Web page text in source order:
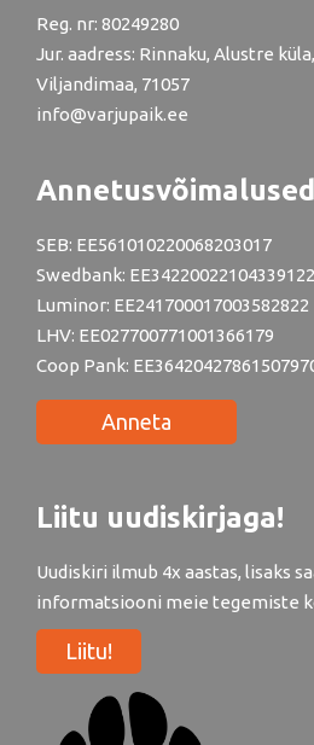
Reg. nr: 80249280
Jur. aadress: Rinnaku, Alustre
Viljandimaa, 71057
info@varjupaik.ee
Annetusvõimalused
SEB: EE561010220068203017
Swedbank:
Luminor: EE241700017003582822
LHV: EE027700771001366179
Coop Pank:
Anneta
Liitu uudiskirjaga!
Uudiskiri ilmub 4x aastas, lisaks
informatsiooni meie tegemiste
Liitu!